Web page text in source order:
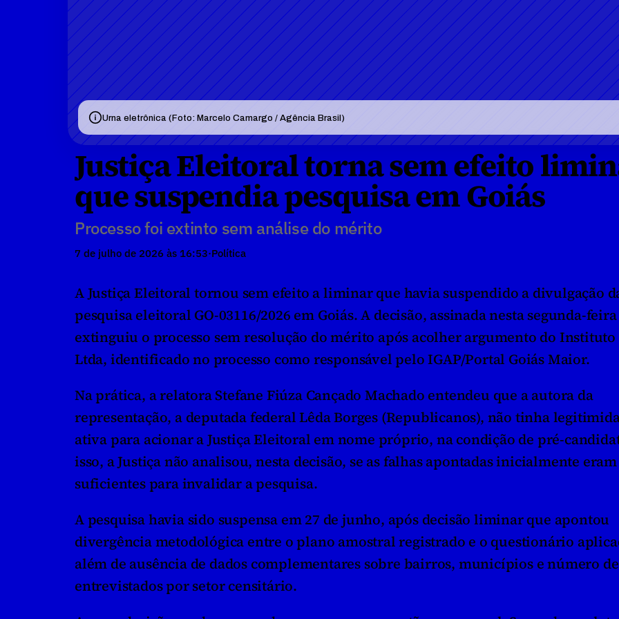
Urna eletrônica (Foto: Marcelo Camargo / Agência Brasil)
Justiça Eleitoral torna sem efeito
que suspendia pesquisa em Goiás
Processo foi extinto sem análise do mérito
7 de julho de 2026 às 16:53·Política
A Justiça Eleitoral tornou sem efeito a liminar que havia suspendido a divulgação
pesquisa eleitoral GO-03116/2026 em Goiás. A decisão, assinada nesta segunda-
extinguiu o processo sem resolução do mérito após acolher argumento do Instituto
Ltda, identificado no processo como responsável pelo IGAP/Portal Goiás Maior.
Na prática, a relatora Stefane Fiúza Cançado Machado entendeu que a autora da
representação, a deputada federal Lêda Borges (Republicanos), não tinha
ativa para acionar a Justiça Eleitoral em nome próprio, na condição de pré-
isso, a Justiça não analisou, nesta decisão, se as falhas apontadas inicialmente
suficientes para invalidar a pesquisa.
A pesquisa havia sido suspensa em 27 de junho, após decisão liminar que apontou
divergência metodológica entre o plano amostral registrado e o questionário
além de ausência de dados complementares sobre bairros, municípios e número de
entrevistados por setor censitário.